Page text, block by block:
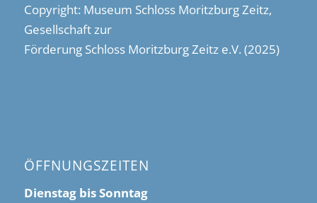
Copyright: Museum Schloss Moritzburg Zeitz,
Gesellschaft zur
Förderung Schloss Moritzburg Zeitz e.V. (2025)
ÖFFNUNGSZEITEN
Dienstag bis Sonntag